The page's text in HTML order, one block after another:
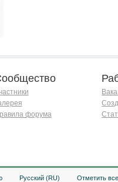
форума
Русский (RU) Отметить